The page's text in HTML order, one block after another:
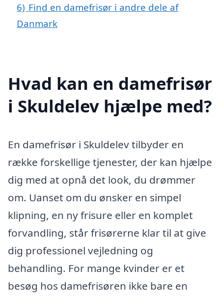
6) Find en damefrisør i andre dele af
Danmark
Hvad kan en damefrisør
i Skuldelev hjælpe med?
En damefrisør i Skuldelev tilbyder en
række forskellige tjenester, der kan hjælpe
dig med at opnå det look, du drømmer
om. Uanset om du ønsker en simpel
klipning, en ny frisure eller en komplet
forvandling, står frisørerne klar til at give
dig professionel vejledning og
behandling. For mange kvinder er et
besøg hos damefrisøren ikke bare en